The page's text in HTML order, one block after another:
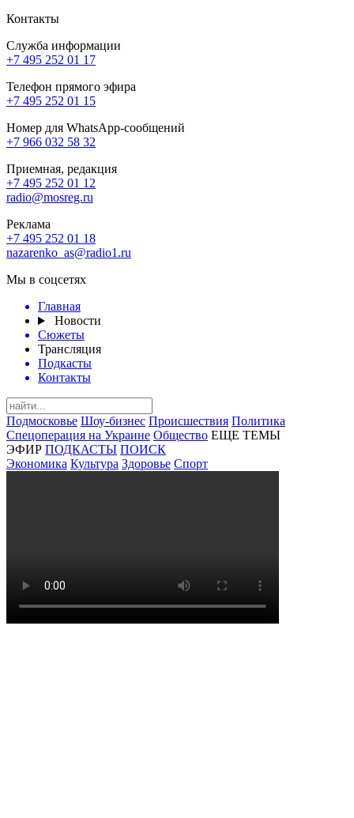
Контакты
Служба информации
+7 495 252 01 17
Телефон прямого эфира
+7 495 252 01 15
Номер для WhatsApp-сообщений
+7 966 032 58 32
Приемная, редакция
+7 495 252 01 12
radio@mosreg.ru
Реклама
+7 495 252 01 18
nazarenko_as@radio1.ru
Мы в соцсетях
Главная
Новости
Сюжеты
Трансляция
Подкасты
Контакты
Подмосковье Шоу-бизнес Происшествия Политика
Спецоперация на Украине Общество ЕЩЕ ТЕМЫ
ЭФИР ПОДКАСТЫ ПОИСК
Экономика Культура Здоровье Спорт